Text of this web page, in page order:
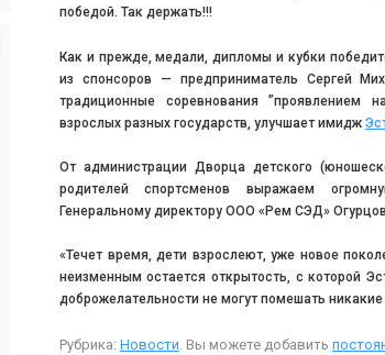
победой. Так держать!!!
Как и прежде, медали, дипломы и кубки
из спонсоров — предприниматель Сергей
традиционные соревнования ”проявлением
взрослых разных государств, улучшает имидж
От администрации Дворца детского
родителей спортсменов выражаем
Генеральному директору ООО «Рем СЭД»
«Течет время, дети взрослеют, уже новое
неизменным остается открытость, с которой
доброжелательности не могут помешать
Рубрика: Новости . Вы можете добавить